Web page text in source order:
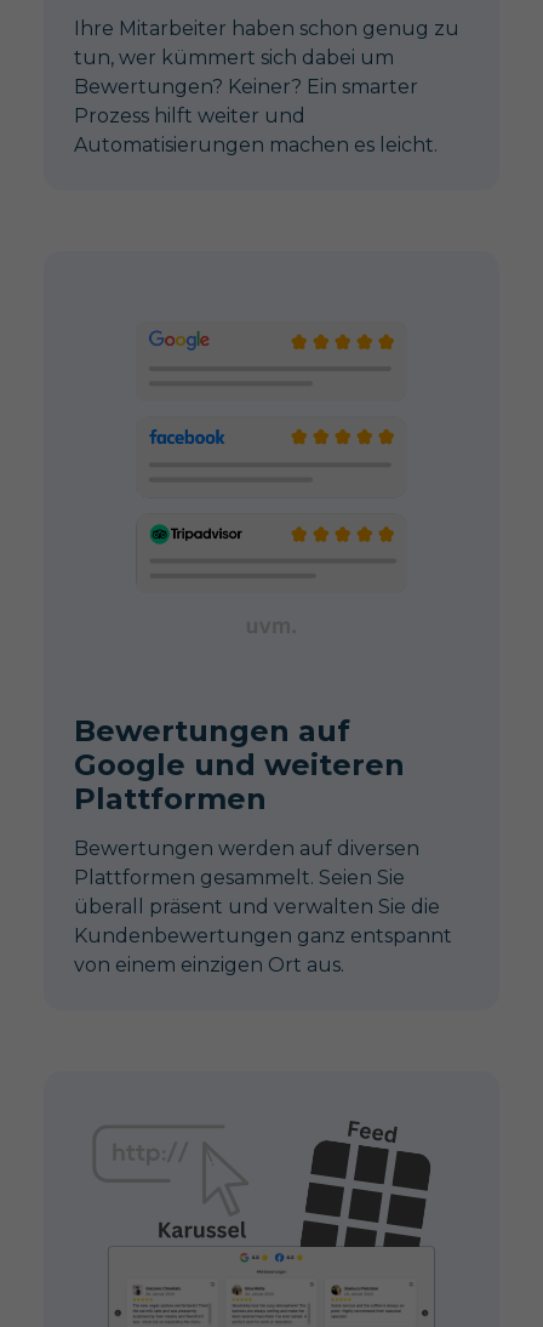
Ihre Mitarbeiter haben schon genug zu
tun, wer kümmert sich dabei um
Bewertungen? Keiner? Ein smarter
Prozess hilft weiter und
Automatisierungen machen es leicht.
Bewertungen auf
Google und weiteren
Plattformen
Bewertungen werden auf diversen
Plattformen gesammelt. Seien Sie
überall präsent und verwalten Sie die
Kundenbewertungen ganz entspannt
von einem einzigen Ort aus.